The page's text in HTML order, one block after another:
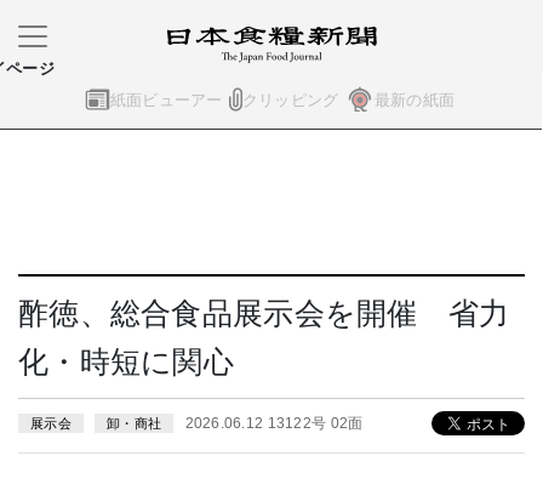
紙面ビューアー クリッピング 最新の紙面
ページ
酢徳、総合食品展示会を開催 省力
化・時短に関心
展示会 卸・商社 2026.06.12 13122号 02面